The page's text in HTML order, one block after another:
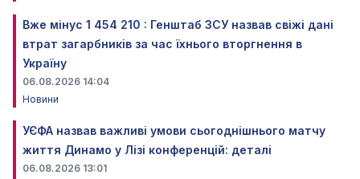
Вже мінус 1 454 210 : Генштаб ЗСУ назвав свіжі дані
втрат загарбників за час їхнього вторгнення в
Україну
06.08.2026 14:04
Новини
УЄФА назвав важливі умови сьогоднішнього матчу
життя Динамо у Лізі конференцій: деталі
06.08.2026 13:01